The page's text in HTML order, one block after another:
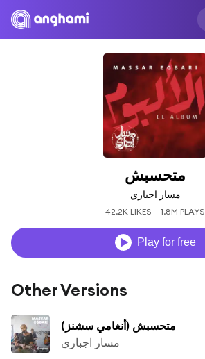
متحسبش
مسار اجباري
42.2K LIKES 1.8M PLAYS
Play for free
Other Versions
متحسبش (أنغامي سشنز)
مسار اجباري